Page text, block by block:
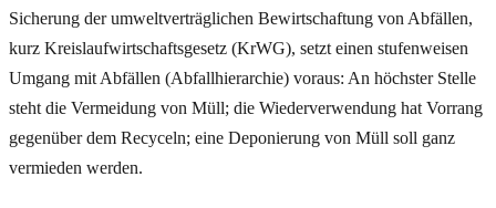
Sicherung der umweltverträglichen Bewirtschaftung von Abfällen,
kurz Kreislaufwirtschaftsgesetz (KrWG), setzt einen stufenweisen
Umgang mit Abfällen (Abfallhierarchie) voraus: An höchster Stelle
steht die Vermeidung von Müll; die Wiederverwendung hat Vorrang
gegenüber dem Recyceln; eine Deponierung von Müll soll ganz
vermieden werden.